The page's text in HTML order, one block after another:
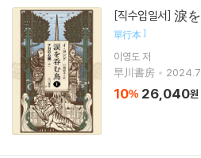
[직수입일서] 淚
單行本]
이영도 저
早川書房
10% 26,040원